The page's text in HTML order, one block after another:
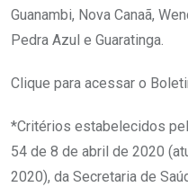
Guanambi, Nova Canaã,
Pedra Azul e Guaratinga.
Clique para acessar o
*Critérios estabelecidos
54 de 8 de abril de 2020
2020), da Secretaria de